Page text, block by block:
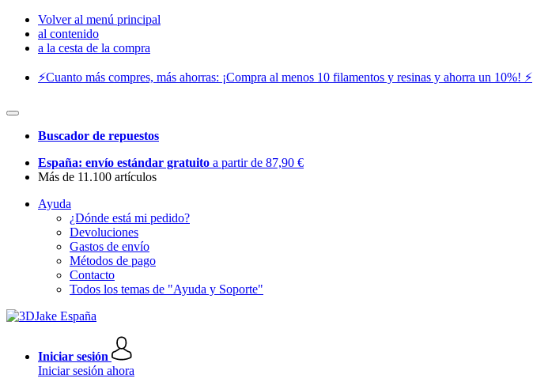
Volver al menú principal
al contenido
a la cesta de la compra
⚡️Cuanto más compres, más ahorras: ¡Compra al menos 10 filamentos y resinas y ahorra un 10%! ⚡️
Buscador de repuestos
España: envío estándar gratuito a partir de 87,90 €
Más de 11.100 artículos
Ayuda
¿Dónde está mi pedido?
Devoluciones
Gastos de envío
Métodos de pago
Contacto
Todos los temas de "Ayuda y Soporte"
Iniciar sesión
Iniciar sesión ahora